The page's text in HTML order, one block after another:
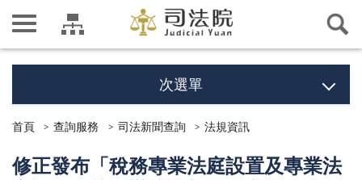
次選單
首頁 查詢服務 司法新聞查詢 法規資訊
修正發布「稅務專業法庭設置及專業法